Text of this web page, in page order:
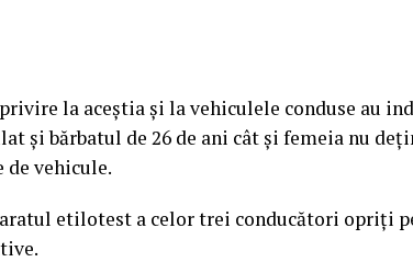
la aceștia și la vehiculele conduse au
și bărbatul de 26 de ani cât și femeia nu
vehicule.
etilotest a celor trei conducători opriți